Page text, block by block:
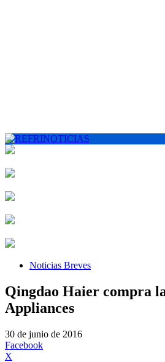
Noticias Breves
Qingdao Haier compra
Appliances
30 de junio de 2016
Facebook
X